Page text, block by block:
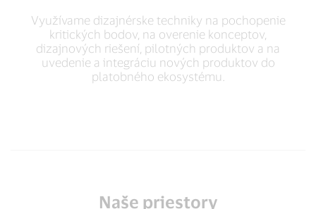
Využívame dizajnérske techniky na pochopenie
kritických bodov, na overenie konceptov,
dizajnových riešení, pilotných produktov a na
uvedenie a integráciu nových produktov do
platobného ekosystému.
Naše priestory